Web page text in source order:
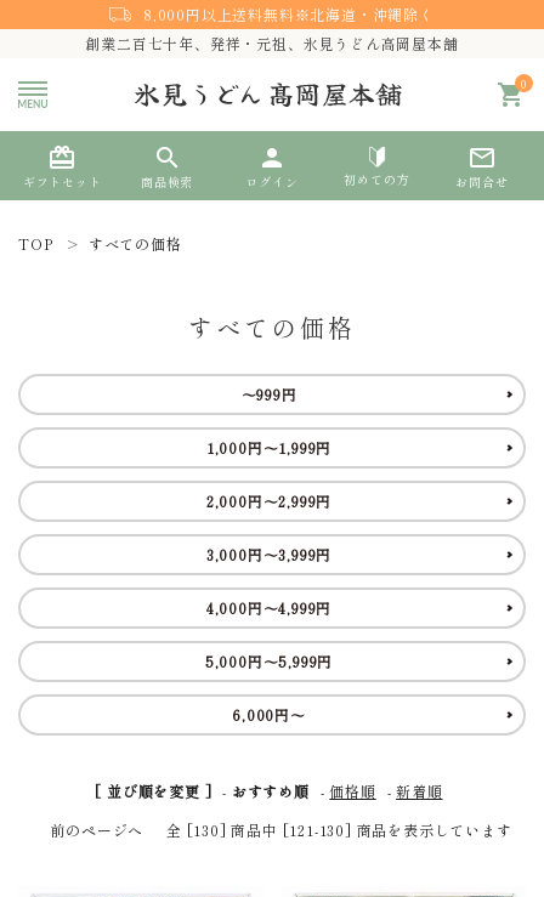
8,000円以上送料無料※北海道・沖縄除く
創業二百七十年、発祥・元祖、氷見うどん高岡屋本舗
0
shopping_cart
card_giftcard
ギフトセット
search
商品検索
person
ログイン 初めての方
mail_outline
お問合せ
ACCOUNT MENU
meeting_room person 新規会員登録
商品から探す
価格から探す
ご利用ガイド
TOP すべての価格
すべての価格
～999円
1,000円～1,999円
2,000円～2,999円
3,000円～3,999円
4,000円～4,999円
5,000円～5,999円
6,000円～
[ 並び順を変更 ] - おすすめ順 -価格順 -新着順
前のページへ
全 [130] 商品中 [121-130] 商品を表示しています